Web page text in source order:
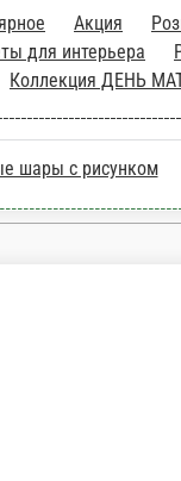
Акция
цветами
Пионы